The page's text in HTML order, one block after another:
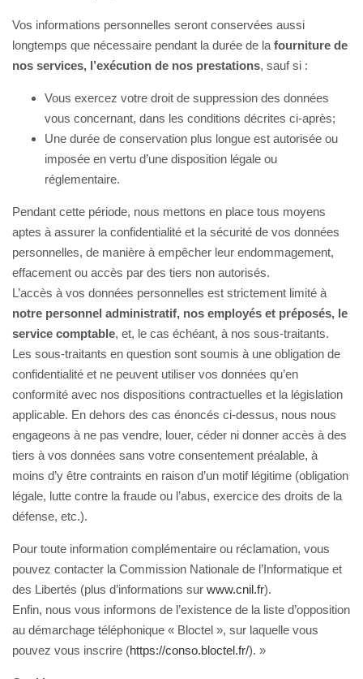
Vos informations personnelles seront conservées aussi
longtemps que nécessaire pendant la durée de la fourniture de
nos services, l’exécution de nos prestations, sauf si :
Vous exercez votre droit de suppression des données
vous concernant, dans les conditions décrites ci-après;
Une durée de conservation plus longue est autorisée ou
imposée en vertu d’une disposition légale ou
réglementaire.
Pendant cette période, nous mettons en place tous moyens
aptes à assurer la confidentialité et la sécurité de vos données
personnelles, de manière à empêcher leur endommagement,
effacement ou accès par des tiers non autorisés.
L’accès à vos données personnelles est strictement limité à
notre personnel administratif, nos employés et préposés, le
service comptable, et, le cas échéant, à nos sous-traitants.
Les sous-traitants en question sont soumis à une obligation de
confidentialité et ne peuvent utiliser vos données qu’en
conformité avec nos dispositions contractuelles et la législation
applicable. En dehors des cas énoncés ci-dessus, nous nous
engageons à ne pas vendre, louer, céder ni donner accès à des
tiers à vos données sans votre consentement préalable, à
moins d’y être contraints en raison d’un motif légitime (obligation
légale, lutte contre la fraude ou l’abus, exercice des droits de la
défense, etc.).
Pour toute information complémentaire ou réclamation, vous
pouvez contacter la Commission Nationale de l’Informatique et
des Libertés (plus d’informations sur www.cnil.fr).
Enfin, nous vous informons de l’existence de la liste d’opposition
au démarchage téléphonique « Bloctel », sur laquelle vous
pouvez vous inscrire (https://conso.bloctel.fr/). »